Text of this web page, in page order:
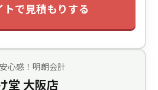
トで見積もりする
心感！明朗会計
堂 大阪店